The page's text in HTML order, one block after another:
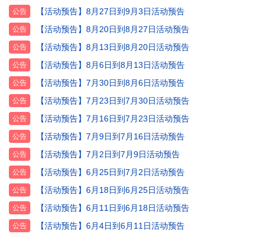
公告 【活动预告】8月27日到9月3日活动预告
公告 【活动预告】8月20日到8月27日活动预告
公告 【活动预告】8月13日到8月20日活动预告
公告 【活动预告】8月6日到8月13日活动预告
公告 【活动预告】7月30日到8月6日活动预告
公告 【活动预告】7月23日到7月30日活动预告
公告 【活动预告】7月16日到7月23日活动预告
公告 【活动预告】7月9日到7月16日活动预告
公告 【活动预告】7月2日到7月9日活动预告
公告 【活动预告】6月25日到7月2日活动预告
公告 【活动预告】6月18日到6月25日活动预告
公告 【活动预告】6月11日到6月18日活动预告
公告 【活动预告】6月4日到6月11日活动预告